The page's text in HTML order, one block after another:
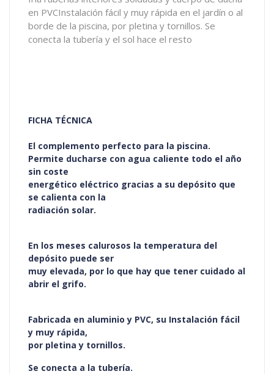
en PVCInstalación fácil y muy rápida en el jardín o al
borde de la piscina, por pletina y tornillos. Se
conecta la tubería y el sol hace el resto
FICHA TÉCNICA
El complemento perfecto para la piscina.
Permite ducharse con agua caliente todo el año
sin coste
energético eléctrico gracias a su depósito que
se calienta con la
radiación solar.
En los meses calurosos la temperatura del
depósito puede ser
muy elevada, por lo que hay que tener cuidado al
abrir el grifo.
Fabricada en aluminio y PVC, su Instalación fácil
y muy rápida,
por pletina y tornillos.
Se conecta a la tubería.